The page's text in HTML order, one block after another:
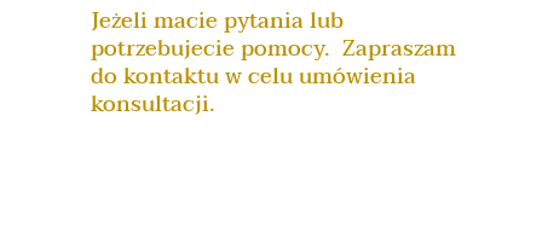
Jeżeli macie pytania lub
potrzebujecie pomocy. Zapraszam
do kontaktu w celu umówienia
konsultacji.